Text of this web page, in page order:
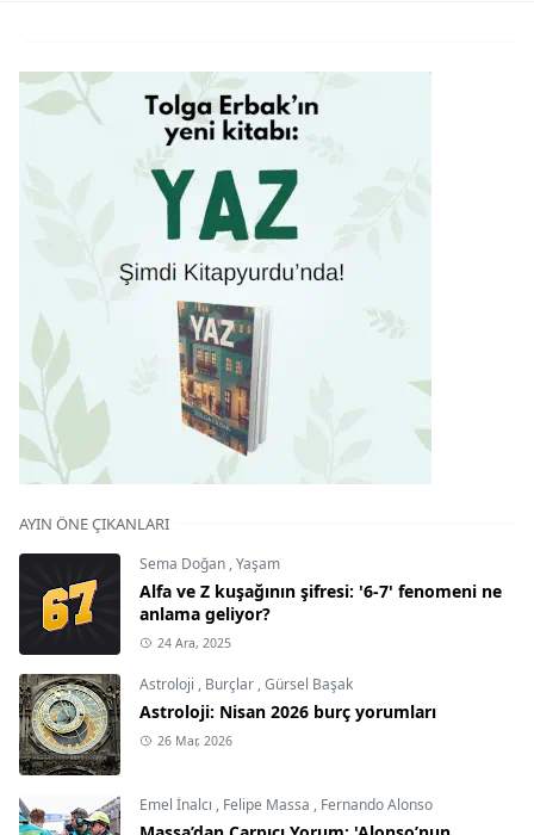
AYIN ÖNE ÇIKANLARI
Sema Doğan ,Yaşam
Alfa ve Z kuşağının şifresi: '6-7' fenomeni ne
anlama geliyor?
24 Ara, 2025
Astroloji , Burçlar ,Gürsel Başak
Astroloji: Nisan 2026 burç yorumları
26 Mar, 2026
Emel İnalcı , Felipe Massa , Fernando Alonso